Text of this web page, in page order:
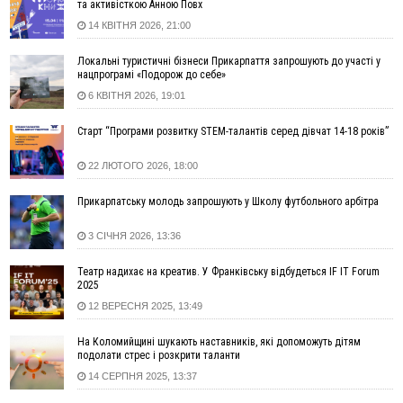
15:54
Прикарпатець прийшов у Пенсійний та заявив поліції про
гранату, бо йому не нарахували пенсію
14:59
У Болгарії затримали прикарпатця, який виготовляв
наркотики для міжнародного синдикату
14:47
Стефанішина отримала нову підозру. Їй обирають
14:02
«Пілот з Лондона» видурив у жительки Коломийщини
майже 64 тисячі гривень
13:13
У четвер на Прикарпатті очікується сильна спека до 39°
13:00
На Снятинщині спіймали чоловіка, який зливав з цистерни
у полі невідому речовину
12:29
У МОЗ змінили підхід до госпіталізації та оновили правила
роботи стаціонарів
12:07
На межі Прикарпаття і Тернопільщини невідомі засипали
русло Золотої Липи та облаштували переправу
рекорди
11:17
Росія вдарила по Харкову "Бандероллю": є постраждалі,
пошкоджено цивільне підприємство
та активісткою Анною Повх
14 КВІТНЯ 2026, 21:00
Локальні туристичні бізнеси Прикарпаття запрошують до участі у
нацпрограмі «Подорож до себе»
6 КВІТНЯ 2026, 19:01
Старт “Програми розвитку STEM-талантів серед дівчат 14-18 років”
22 ЛЮТОГО 2026, 18:00
Прикарпатську молодь запрошують у Школу футбольного арбітра
3 СІЧНЯ 2026, 13:36
Театр надихає на креатив. У Франківську відбудеться IF IT Forum
2025
12 ВЕРЕСНЯ 2025, 13:49
На Коломийщині шукають наставників, які допоможуть дітям
подолати стрес і розкрити таланти
14 СЕРПНЯ 2025, 13:37